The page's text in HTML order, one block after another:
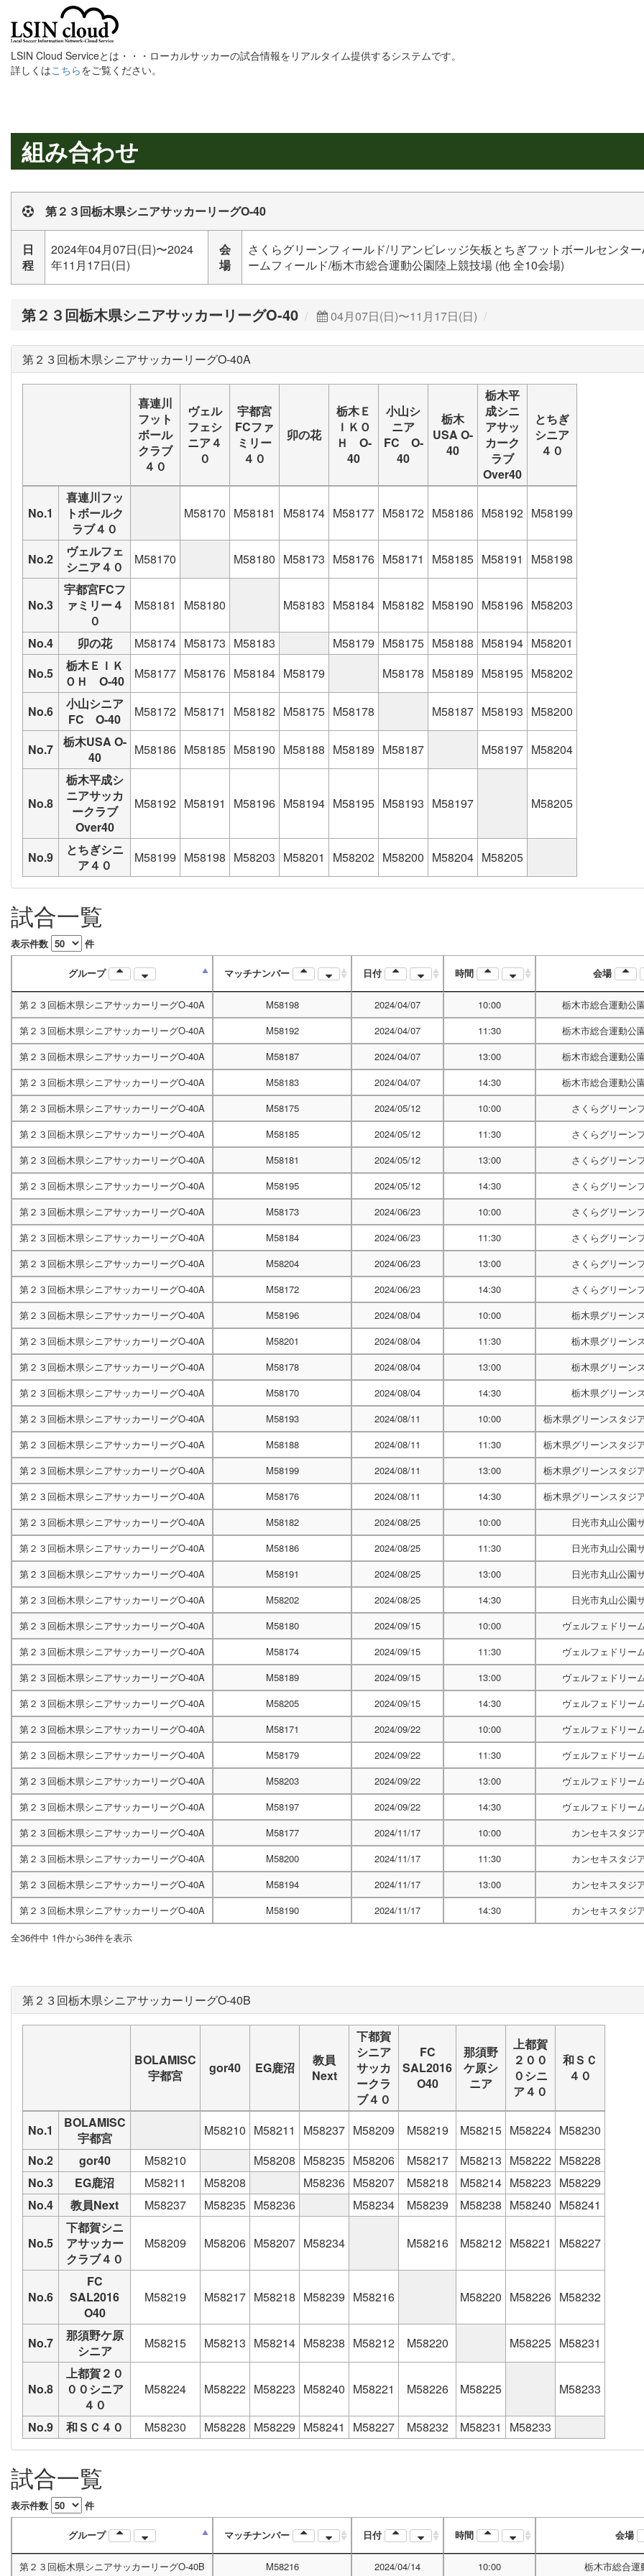
LSIN Cloud Serviceとは・・・ローカルサッカーの試合情報をリアルタイム提供するシステムです。
詳しくはこちらをご覧ください。
組み合わせ
第２３回栃木県シニアサッカーリーグO-40
日
程
2024年04月07日(日)〜2024
年11月17日(日)
会
場
さくらグリーンフィールド/リアンビレッジ矢板とちぎフットボールセンタ
ームフィールド/栃木市総合運動公園陸上競技場 (他 全10会場)
第２３回栃木県シニアサッカーリーグO-40 04月07日(日)〜11月17日(日)
第２３回栃木県シニアサッカーリーグO-40A
喜連川
フット
ボール
クラブ
４０
ヴェル
フェシ
ニア４
０
宇都宮
FCファ
ミリー
４０
卯の花
栃木Ｅ
ＩＫＯ
Ｈ O-
40
小山シ
ニア
FC O-
40
栃木
USA O-
40
栃木平
成シニ
アサッ
カーク
ラブ
Over40
とちぎ
シニア
４０
No.1
喜連川フッ
トボールク
ラブ４０
M58170 M58181 M58174 M58177 M58172 M58186 M58192 M58199
No.2
ヴェルフェ
シニア４０
M58170 M58180 M58173 M58176 M58171 M58185 M58191 M58198
No.3
宇都宮FCフ
ァミリー４
０
M58181 M58180 M58183 M58184 M58182 M58190 M58196 M58203
No.4 卯の花 M58174 M58173 M58183 M58179 M58175 M58188 M58194 M58201
No.5
栃木ＥＩＫ
ＯＨ O-40
M58177 M58176 M58184 M58179 M58178 M58189 M58195 M58202
No.6
小山シニア
FC O-40
M58172 M58171 M58182 M58175 M58178 M58187 M58193 M58200
No.7
栃木USA O-
40
M58186 M58185 M58190 M58188 M58189 M58187 M58197 M58204
No.8
栃木平成シ
ニアサッカ
ークラブ
Over40
M58192 M58191 M58196 M58194 M58195 M58193 M58197 M58205
No.9
とちぎシニ
ア４０
M58199 M58198 M58203 M58201 M58202 M58200 M58204 M58205
試合一覧
表示件数 件
グループ マッチナンバー 日付 時間 会場
第２３回栃木県シニアサッカーリーグO-40A M58198 2024/04/07 10:00
栃木市総合運動公
第２３回栃木県シニアサッカーリーグO-40A
M58192 2024/04/07 11:30
栃木市総合運動公
第２３回栃木県シニアサッカーリーグO-40A
M58187 2024/04/07 13:00
栃木市総合運動公
第２３回栃木県シニアサッカーリーグO-40A
M58183 2024/04/07 14:30
栃木市総合運動公
第２３回栃木県シニアサッカーリーグO-40A
M58175 2024/05/12 10:00
さくらグリーン
第２３回栃木県シニアサッカーリーグO-40A
M58185 2024/05/12 11:30
さくらグリーン
第２３回栃木県シニアサッカーリーグO-40A
M58181 2024/05/12 13:00
さくらグリーン
第２３回栃木県シニアサッカーリーグO-40A
M58195 2024/05/12 14:30
さくらグリーン
第２３回栃木県シニアサッカーリーグO-40A
M58173 2024/06/23 10:00
さくらグリーン
第２３回栃木県シニアサッカーリーグO-40A
M58184 2024/06/23 11:30
さくらグリーン
第２３回栃木県シニアサッカーリーグO-40A
M58204 2024/06/23 13:00
さくらグリーン
第２３回栃木県シニアサッカーリーグO-40A
M58172 2024/06/23 14:30
さくらグリーン
第２３回栃木県シニアサッカーリーグO-40A
M58196 2024/08/04 10:00
栃木県グリーン
第２３回栃木県シニアサッカーリーグO-40A
M58201 2024/08/04 11:30
栃木県グリーン
第２３回栃木県シニアサッカーリーグO-40A
M58178 2024/08/04 13:00
栃木県グリーン
第２３回栃木県シニアサッカーリーグO-40A
M58170 2024/08/04 14:30
栃木県グリーン
第２３回栃木県シニアサッカーリーグO-40A
M58193 2024/08/11 10:00
栃木県グリーンスタジ
第２３回栃木県シニアサッカーリーグO-40A
M58188 2024/08/11 11:30
栃木県グリーンスタジ
第２３回栃木県シニアサッカーリーグO-40A
M58199 2024/08/11 13:00
栃木県グリーンスタジ
第２３回栃木県シニアサッカーリーグO-40A
M58176 2024/08/11 14:30
栃木県グリーンスタジ
第２３回栃木県シニアサッカーリーグO-40A
M58182 2024/08/25 10:00
日光市丸山公園
第２３回栃木県シニアサッカーリーグO-40A
M58186 2024/08/25 11:30
日光市丸山公園
第２３回栃木県シニアサッカーリーグO-40A
M58191 2024/08/25 13:00
日光市丸山公園
第２３回栃木県シニアサッカーリーグO-40A
M58202 2024/08/25 14:30
日光市丸山公園
第２３回栃木県シニアサッカーリーグO-40A
M58180 2024/09/15 10:00
ヴェルフェドリー
第２３回栃木県シニアサッカーリーグO-40A
M58174 2024/09/15 11:30
ヴェルフェドリー
第２３回栃木県シニアサッカーリーグO-40A
M58189 2024/09/15 13:00
ヴェルフェドリー
第２３回栃木県シニアサッカーリーグO-40A
M58205 2024/09/15 14:30
ヴェルフェドリー
第２３回栃木県シニアサッカーリーグO-40A
M58171 2024/09/22 10:00
ヴェルフェドリー
第２３回栃木県シニアサッカーリーグO-40A
M58179 2024/09/22 11:30
ヴェルフェドリー
第２３回栃木県シニアサッカーリーグO-40A
M58203 2024/09/22 13:00
ヴェルフェドリー
第２３回栃木県シニアサッカーリーグO-40A
M58197 2024/09/22 14:30
ヴェルフェドリー
第２３回栃木県シニアサッカーリーグO-40A
M58177 2024/11/17 10:00
カンセキスタジ
第２３回栃木県シニアサッカーリーグO-40A
M58200 2024/11/17 11:30
カンセキスタジ
第２３回栃木県シニアサッカーリーグO-40A
M58194 2024/11/17 13:00
カンセキスタジ
第２３回栃木県シニアサッカーリーグO-40A
M58190 2024/11/17 14:30
カンセキスタジ
全36件中 1件から36件を表示
第２３回栃木県シニアサッカーリーグO-40B
BOLAMISC
宇都宮
gor40 EG鹿沼
教員
Next
下都賀
シニア
サッカ
ークラ
ブ４０
FC
SAL2016
O40
那須野
ケ原シ
ニア
上都賀
２００
０シニ
ア４０
和ＳＣ
４０
No.1
BOLAMISC
宇都宮
M58210 M58211 M58237 M58209 M58219 M58215 M58224 M58230
No.2
gor40 M58210 M58208 M58235 M58206 M58217 M58213 M58222 M58228
No.3
EG鹿沼 M58211 M58208 M58236 M58207 M58218 M58214 M58223 M58229
No.4
教員Next M58237 M58235 M58236 M58234 M58239 M58238 M58240 M58241
No.5
下都賀シニ
アサッカー
クラブ４０
M58209 M58206 M58207 M58234 M58216 M58212 M58221 M58227
No.6
FC
SAL2016
O40
M58219 M58217 M58218 M58239 M58216 M58220 M58226 M58232
No.7
那須野ケ原
シニア
M58215 M58213 M58214 M58238 M58212 M58220 M58225 M58231
No.8
上都賀２０
００シニア
４０
M58224 M58222 M58223 M58240 M58221 M58226 M58225 M58233
No.9 和ＳＣ４０ M58230 M58228 M58229 M58241 M58227 M58232 M58231 M58233
試合一覧
表示件数 件
グループ マッチナンバー 日付 時間 会場
第２３回栃木県シニアサッカーリーグO-40B M58216 2024/04/14 10:00 栃木市総合運